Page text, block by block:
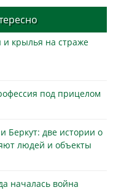
крылья на страже
под прицелом
Беркут: две истории о
людей и объекты
началась война